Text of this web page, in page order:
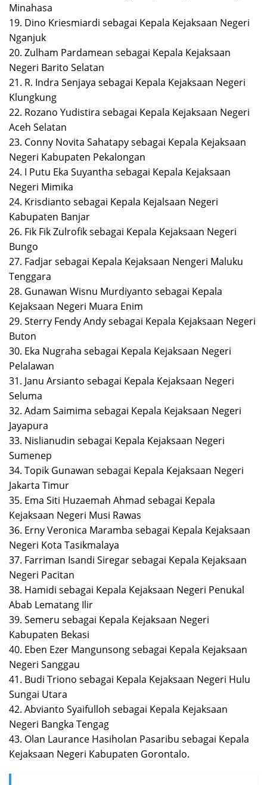
Minahasa
19. Dino Kriesmiardi sebagai Kepala Kejaksaan Negeri
Nganjuk
20. Zulham Pardamean sebagai Kepala Kejaksaan
Negeri Barito Selatan
21. R. Indra Senjaya sebagai Kepala Kejaksaan Negeri
Klungkung
22. Rozano Yudistira sebagai Kepala Kejaksaan Negeri
Aceh Selatan
23. Conny Novita Sahatapy sebagai Kepala Kejaksaan
Negeri Kabupaten Pekalongan
24. I Putu Eka Suyantha sebagai Kepala Kejaksaan
Negeri Mimika
24. Krisdianto sebagai Kepala Kejalsaan Negeri
Kabupaten Banjar
26. Fik Fik Zulrofik sebagai Kepala Kejaksaan Negeri
Bungo
27. Fadjar sebagai Kepala Kejaksaan Nengeri Maluku
Tenggara
28. Gunawan Wisnu Murdiyanto sebagai Kepala
Kejaksaan Negeri Muara Enim
29. Sterry Fendy Andy sebagai Kepala Kejaksaan Negeri
Buton
30. Eka Nugraha sebagai Kepala Kejaksaan Negeri
Pelalawan
31. Janu Arsianto sebagai Kepala Kejaksaan Negeri
Seluma
32. Adam Saimima sebagai Kepala Kejaksaan Negeri
Jayapura
33. Nislianudin sebagai Kepala Kejaksaan Negeri
Sumenep
34. Topik Gunawan sebagai Kepala Kejaksaan Negeri
Jakarta Timur
35. Ema Siti Huzaemah Ahmad sebagai Kepala
Kejaksaan Negeri Musi Rawas
36. Erny Veronica Maramba sebagai Kepala Kejaksaan
Negeri Kota Tasikmalaya
37. Farriman Isandi Siregar sebagai Kepala Kejaksaan
Negeri Pacitan
38. Hamidi sebagai Kepala Kejaksaan Negeri Penukal
Abab Lematang Ilir
39. Semeru sebagai Kepala Kejaksaan Negeri
Kabupaten Bekasi
40. Eben Ezer Mangunsong sebagai Kepala Kejaksaan
Negeri Sanggau
41. Budi Triono sebagai Kepala Kejaksaan Negeri Hulu
Sungai Utara
42. Abvianto Syaifulloh sebagai Kepala Kejaksaan
Negeri Bangka Tengag
43. Olan Laurance Hasiholan Pasaribu sebagai Kepala
Kejaksaan Negeri Kabupaten Gorontalo.